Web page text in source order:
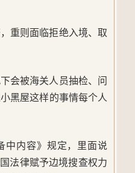
重则面临拒绝入境、取
会被海关人员抽检、问
黑屋这样的事情每个人
中内容》规定，里面说
法律赋予边境搜查权力